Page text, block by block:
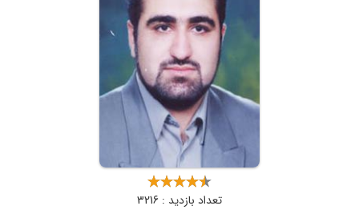
تعداد بازدید : 3216